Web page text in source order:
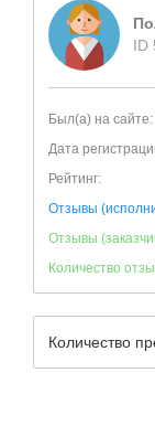
ID
Был(а) на сайте:
Дата
Рейтинг:
Отзывы
Отзывы
Количество
Количество